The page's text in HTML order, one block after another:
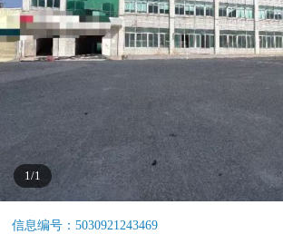
1/1
信息编号：5030921243469